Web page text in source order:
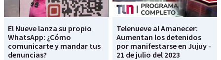
El Nueve lanza su propio
WhatsApp: ¿Cómo
comunicarte y mandar tus
denuncias?
Telenueve al Amanecer:
Aumentan los detenidos
por manifestarse en Jujuy -
21 de julio del 2023